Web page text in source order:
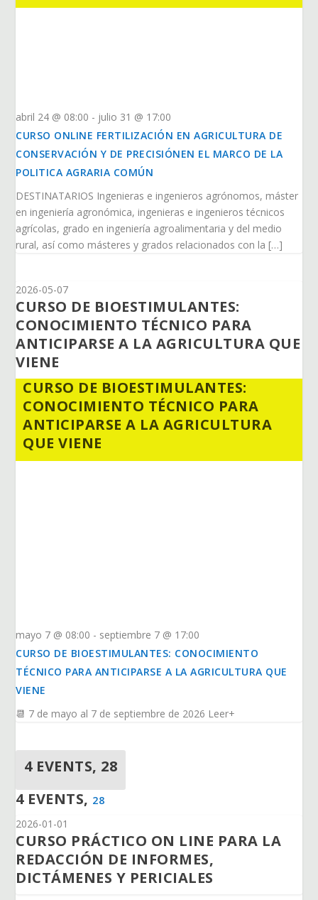
abril 24 @ 08:00 - julio 31 @ 17:00
CURSO ONLINE FERTILIZACIÓN EN AGRICULTURA DE
CONSERVACIÓN Y DE PRECISIÓNEN EL MARCO DE LA
POLITICA AGRARIA COMÚN
DESTINATARIOS Ingenieras e ingenieros agrónomos, máster
en ingeniería agronómica, ingenieras e ingenieros técnicos
agrícolas, grado en ingeniería agroalimentaria y del medio
rural, así como másteres y grados relacionados con la […]
2026-05-07
CURSO DE BIOESTIMULANTES:
CONOCIMIENTO TÉCNICO PARA
ANTICIPARSE A LA AGRICULTURA QUE
VIENE
CURSO DE BIOESTIMULANTES:
CONOCIMIENTO TÉCNICO PARA
ANTICIPARSE A LA AGRICULTURA
QUE VIENE
mayo 7 @ 08:00 - septiembre 7 @ 17:00
CURSO DE BIOESTIMULANTES: CONOCIMIENTO
TÉCNICO PARA ANTICIPARSE A LA AGRICULTURA QUE
VIENE
📆 7 de mayo al 7 de septiembre de 2026 Leer+
4 EVENTS, 28
4 EVENTS, 28
2026-01-01
CURSO PRÁCTICO ON LINE PARA LA
REDACCIÓN DE INFORMES,
DICTÁMENES Y PERICIALES